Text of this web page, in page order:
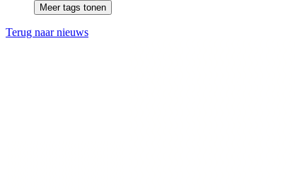
Meer tags tonen
Terug naar nieuws